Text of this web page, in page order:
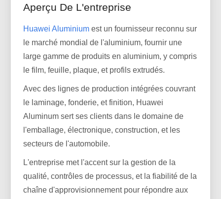
Aperçu De L'entreprise
Huawei Aluminium est un fournisseur reconnu sur
le marché mondial de l'aluminium, fournir une
large gamme de produits en aluminium, y compris
le film, feuille, plaque, et profils extrudés.
Avec des lignes de production intégrées couvrant
le laminage, fonderie, et finition, Huawei
Aluminum sert ses clients dans le domaine de
l'emballage, électronique, construction, et les
secteurs de l'automobile.
L'entreprise met l'accent sur la gestion de la
qualité, contrôles de processus, et la fiabilité de la
chaîne d'approvisionnement pour répondre aux